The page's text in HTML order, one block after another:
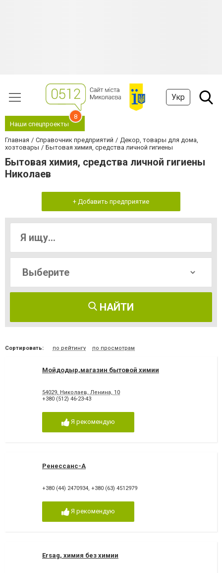
Укр
Наши спецпроекты
8
Главная Справочник предприятий
Декор, товары для дома,
хозтовары
Бытовая химия, средства личной гигиены
Бытовая химия, средства личной гигиены
Николаев
+ Добавить предприятие
НАЙТИ
Сортировать: по рейтингу по просмотрам
Мойдодыр,магазин бытовой химии
54029, Николаев, Ленина, 10
+380 (512) 46-23-43
Я рекомендую
Ренессанс-А
+380 (44) 2470934, +380 (63) 4512979
Я рекомендую
Ersag, химия без химии